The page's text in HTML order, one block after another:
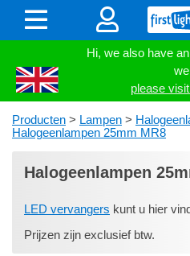
Hi, we also have
please
Producten > Lampen >
Halogeenlampen 25mm MR8
Halogeenlampen
LED vervangers kunt u hier
Prijzen zijn exclusief btw.